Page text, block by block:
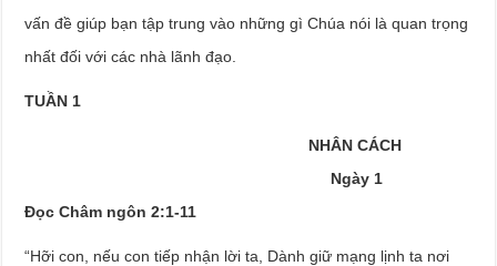
vấn đề giúp bạn tập trung vào những gì Chúa nói là quan trọng
nhất đối với các nhà lãnh đạo.
TUẦN 1
NHÂN CÁCH
Ngày 1
Đọc Châm ngôn 2:1-11
“Hỡi con, nếu con tiếp nhận lời ta, Dành giữ mạng lịnh ta nơi